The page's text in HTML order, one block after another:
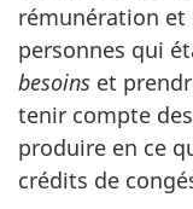
rémunération et
personnes qui
besoins et
tenir compte
produire en ce
crédits de